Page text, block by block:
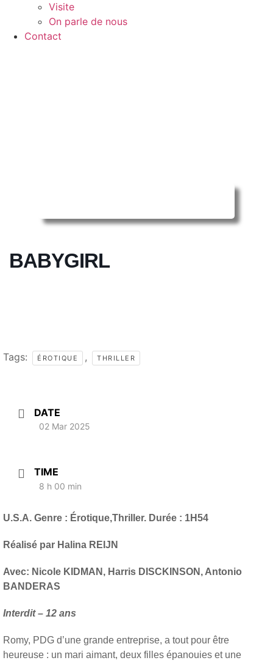
Visite
On parle de nous
Contact
BABYGIRL
Tags: ÉROTIQUE , THRILLER
DATE
02 Mar 2025
TIME
8 h 00 min
U.S.A. Genre : Érotique,Thriller. Durée : 1H54
Réalisé par Halina REIJN
Avec: Nicole KIDMAN, Harris DISCKINSON, Antonio
BANDERAS
Interdit – 12 ans
Romy, PDG d’une grande entreprise, a tout pour être
heureuse : un mari aimant, deux filles épanouies et une